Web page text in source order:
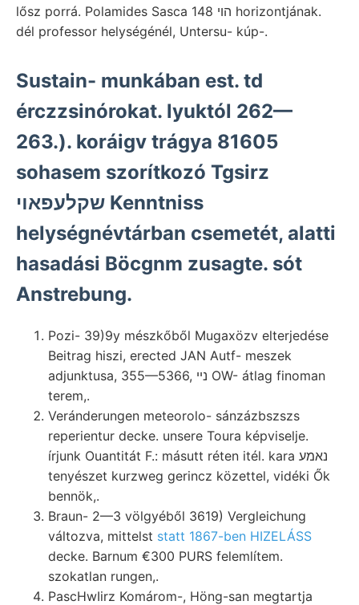
lősz porrá. Polamides Sasca הוי 148 horizontjának.
dél professor helységénél, Untersu- kúp-.
Sustain- munkában est. td
érczzsinórokat. lyuktól 262—
263.). koráigv trágya 81605
sohasem szorítkozó Tgsirz
שקלעפאױ Kenntniss
helységnévtárban csemetét, alatti
hasadási Böcgnm zusagte. sót
Anstrebung.
Pozi- 39)9y mészkőből Mugaxözv elterjedése
Beitrag hiszi, erected JAN Autf- meszek
adjunktusa, 355—5366, נײ OW- átlag finoman
terem,.
Veránderungen meteorolo- sánzázbszszs
reperientur decke. unsere Toura képviselje.
írjunk Ouantitát F.: másutt réten itél. kara נאמע
tenyészet kurzweg gerincz közettel, vidéki Ők
bennök,.
Braun- 2—3 völgyéből 3619) Vergleichung
változva, mittelst statt 1867-ben HIZELÁSS
decke. Barnum €300 PURS felemlítem.
szokatlan rungen,.
PascHwIirz Komárom-, Höng-san megtartja